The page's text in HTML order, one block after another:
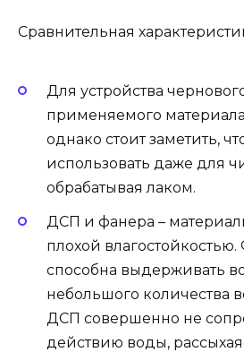
Сравнительная
Для устройства
применяемого
однако стоит заметить,
использовать даже для
обрабатывая лаком.
ДСП и фанера –
плохой
способна выдерживать
небольшого количества
ДСП совершенно не
действию воды,